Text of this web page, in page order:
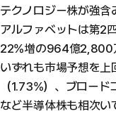
テクノロジー株が強含
アルファベットは第2
22%増の964億2,800
いずれも市場予想を
（1.73%）、ブロー
など半導体株も相次い